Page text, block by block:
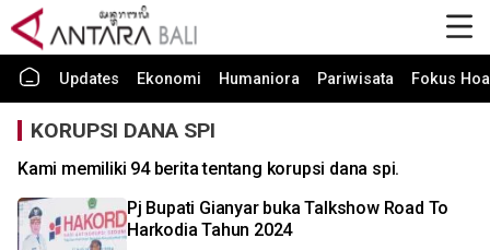
Updates Ekonomi Humaniora Pariwisata Fokus
KORUPSI DANA SPI
Kami memiliki 94 berita tentang korupsi dana spi.
Pj Bupati Gianyar buka Talkshow Road To
Harkodia Tahun 2024